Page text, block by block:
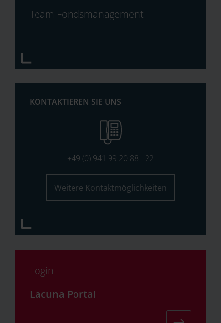
Team Fondsmanagement
KONTAKTIEREN SIE UNS
Weitere Kontaktmöglichkeiten
+49 (0) 941 99 20 88 - 22
Login
Lacuna Portal